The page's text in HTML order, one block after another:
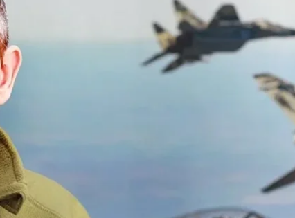
сил ЗСУ Юрій Ігнат в інтерв’ю «Українській
операції в України були дані розвідки про
[…] Ми розуміємо, із ким маємо справу.
українцям»